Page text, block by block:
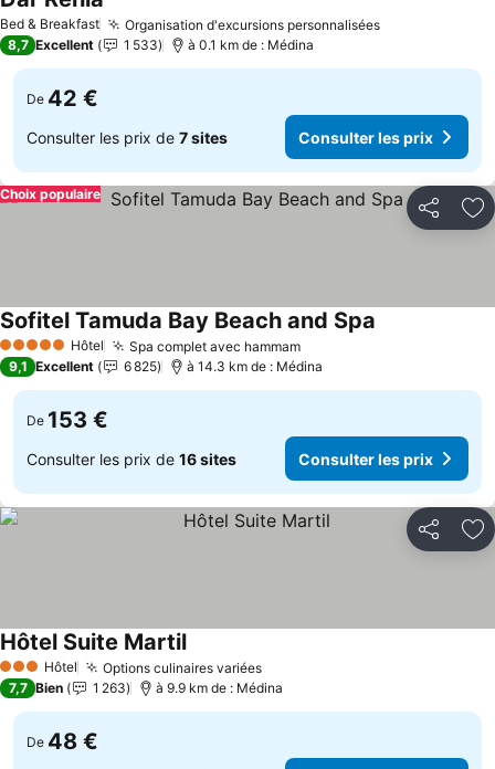
Bed & Breakfast Organisation d'excursions personnaliséesConsulter les
8,7 Excellent 1 533 à 0.1 km de : Médina
De 42 €
Consulter les prix de 7 sites Consulter les prix
Partager
Choix populaire
5 Étoiles Hôtel Spa complet avec hammamConsulter les prix
Sofitel Tamuda Bay Beach and Spa
9,1 Excellent 6 825 à 14.3 km de : Médina
De 153 €
Consulter les prix de 16 sites Consulter les prix
Partager
3 ÉtoilesHôtel Options culinaires variéesConsulter les prix
Hôtel Suite MartilConsulter les prix
7,7 Bien 1 263 à 9.9 km de : Médina
De 48 €